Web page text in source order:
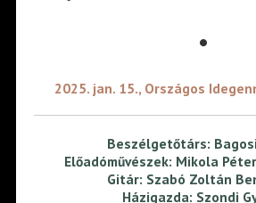
•
2025. jan. 15., Országos
Beszélgetőtárs:
Előadóművészek: Mikola
Gitár: Szabó Zoltán
Házigazda: Szondi